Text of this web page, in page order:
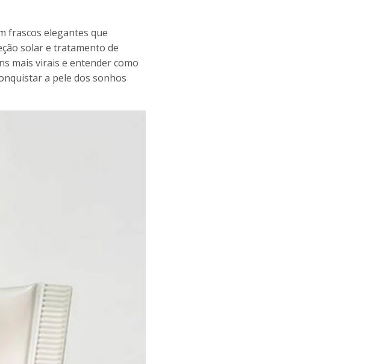
frascos elegantes que
solar e tratamento de
mais virais e entender como
a pele dos sonhos